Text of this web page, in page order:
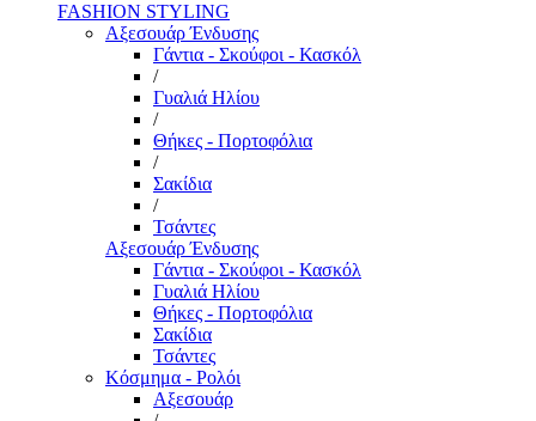
FASHION STYLING
Αξεσουάρ Ένδυσης
Γάντια - Σκούφοι - Κασκόλ
/
Γυαλιά Ηλίου
/
Θήκες - Πορτοφόλια
/
Σακίδια
/
Τσάντες
Αξεσουάρ Ένδυσης
Γάντια - Σκούφοι - Κασκόλ
Γυαλιά Ηλίου
Θήκες - Πορτοφόλια
Σακίδια
Τσάντες
Κόσμημα - Ρολόι
Αξεσουάρ